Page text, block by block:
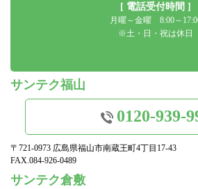
[ 電話受付時間 ]
月曜～金曜 8:00～
※土・日・祝は休日
サンテク福山
0120-939-
〒721-0973 広島県福山市南蔵王町4丁目17-43
FAX.084-926-0489
サンテク倉敷